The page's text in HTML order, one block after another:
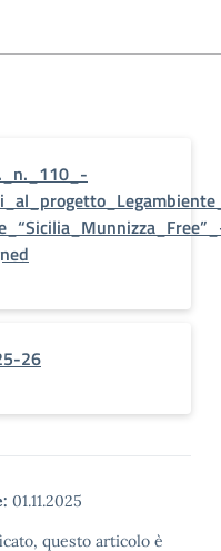
26
01.11.2025
questo articolo è